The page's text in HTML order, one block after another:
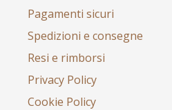
Pagamenti sicuri
Spedizioni e consegne
Resi e rimborsi
Privacy Policy
Cookie Policy